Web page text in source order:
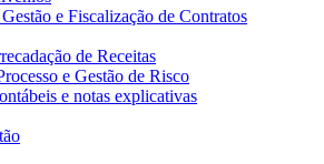
e Fiscalização de Contratos
de Receitas
e Gestão de Risco
e notas explicativas